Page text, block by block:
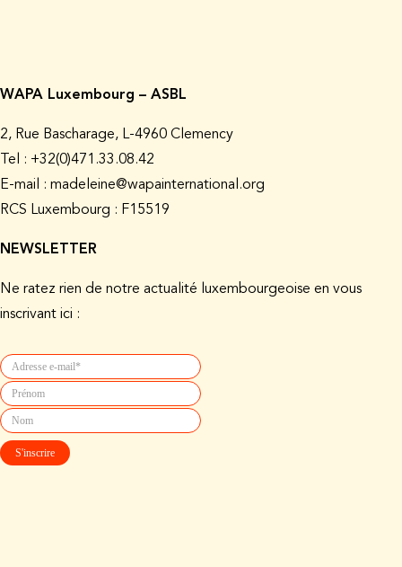
WAPA Luxembourg – ASBL
2, Rue Bascharage, L-4960 Clemency
Tel : +32(0)471.33.08.42
E-mail : madeleine@wapainternational.org
RCS Luxembourg : F15519
NEWSLETTER
Ne ratez rien de notre actualité luxembourgeoise en vous
inscrivant ici :